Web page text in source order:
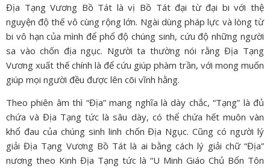
Địa Tạng Vương Bồ Tát là vị Bồ Tát đại từ đại bi với thệ
nguyện độ thế vô cùng rộng lớn. Ngài dùng pháp lực và lòng từ
bi vô hạn của mình để phổ độ chúng sinh, cứu độ những người
sa vào chốn địa ngục. Người ta thường nói rằng Địa Tạng
Vương xuất thế chính là để cứu giúp phàm trần, với mong muốn
giúp mọi người đều được lên cõi vĩnh hằng.
Theo phiên âm thì “Địa” mang nghĩa là dày chắc, “Tạng” là đủ
chứa và Địa Tạng tức là sâu dày, có thể chứa hết muôn vàn
khổ đau của chúng sinh linh chốn Địa Ngục. Cũng có người lý
giải Địa Tạng Vương Bồ Tát là ai bằng cách lý giải chữ “Địa”
nương theo Kinh Địa Tạng tức là “U Minh Giáo Chủ Bổn Tôn